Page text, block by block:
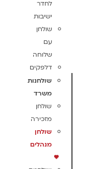
לחדר
ישיבות
שולחן
עם
שלוחה
דלפקים
שולחנות
משרד
שולחן
מזכירה
שולחן
מנהלים